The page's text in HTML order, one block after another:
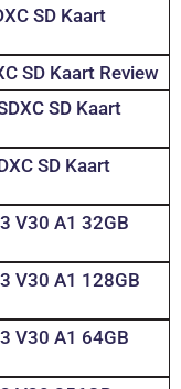
SD Kaart
SD Kaart Review
SD Kaart
SD Kaart
V30 A1 32GB
V30 A1 128GB
V30 A1 64GB